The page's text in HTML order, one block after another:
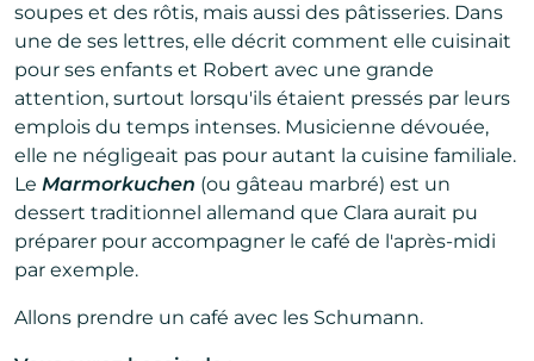
soupes et des rôtis, mais aussi des pâtisseries. Dans
une de ses lettres, elle décrit comment elle cuisinait
pour ses enfants et Robert avec une grande
attention, surtout lorsqu'ils étaient pressés par leurs
emplois du temps intenses. Musicienne dévouée,
elle ne négligeait pas pour autant la cuisine familiale.
Le Marmorkuchen (ou gâteau marbré) est un
dessert traditionnel allemand que Clara aurait pu
préparer pour accompagner le café de l'après-midi
par exemple.
Allons prendre un café avec les Schumann.